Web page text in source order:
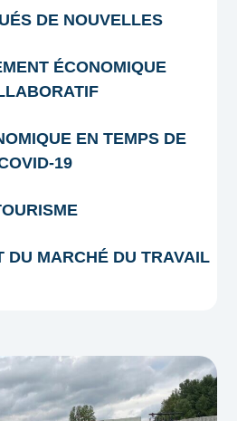
DE NOUVELLES
ÉCONOMIQUE
EN TEMPS DE
19
DU MARCHÉ DU TRAVAIL